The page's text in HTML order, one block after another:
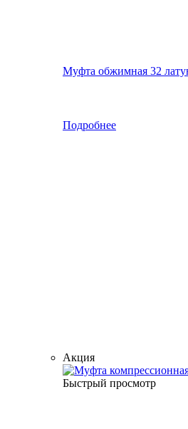
Муфта обжимная 32
Подробнее
Акция
Быстрый просмотр